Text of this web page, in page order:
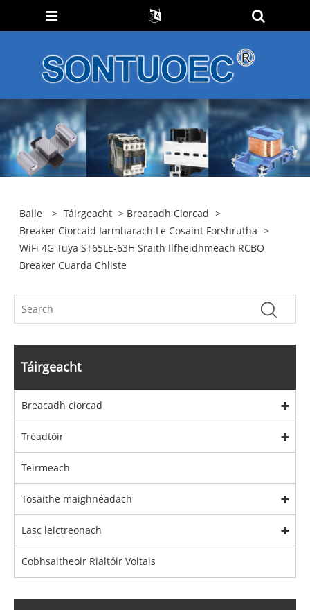
Baile > Táirgeacht > Breacadh Ciorcad >
Breaker Ciorcaid Iarmharach Le Cosaint Forshrutha >
WiFi 4G Tuya ST65LE-63H Sraith Ilfheidhmeach RCBO
Breaker Cuarda Chliste
Táirgeacht
Breacadh ciorcad
Tréadtóir
Teirmeach
Tosaithe maighnéadach
Lasc leictreonach
Cobhsaitheoir Rialtóir Voltais